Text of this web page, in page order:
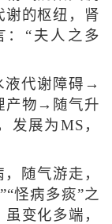
谢的枢纽，肾
：“夫人之多
液代谢障碍→
产物→随气升
发展为MS，
随气游走，
怪病多痰”之
变化多端，